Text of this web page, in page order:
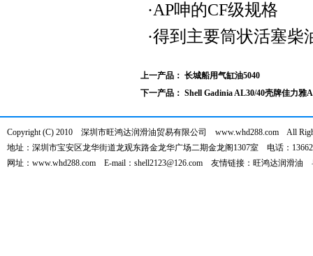
·AP呻的CF级规格
·得到主要筒状活塞柴
上一产品： 长城船用气缸油5040
下一产品： Shell Gadinia AL30/40壳牌佳力雅
Copyright (C) 2010 深圳市旺鸿达润滑油贸易有限公司 www.whd288.com All
地址：深圳市宝安区龙华街道龙观东路金龙华广场二期金龙阁1307室 电话：
网址：www.whd288.com E-mail：shell2123@126.com 友情链接： 旺鸿达润滑油